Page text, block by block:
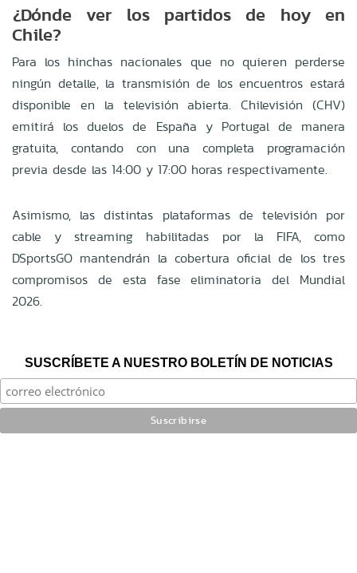
¿Dónde ver los partidos de hoy en
Chile?
Para los hinchas nacionales que no quieren perderse
ningún detalle, la transmisión de los encuentros estará
disponible en la televisión abierta. Chilevisión (CHV)
emitirá los duelos de España y Portugal de manera
gratuita, contando con una completa programación
previa desde las 14:00 y 17:00 horas respectivamente.
Asimismo, las distintas plataformas de televisión por
cable y streaming habilitadas por la FIFA, como
DSportsGO mantendrán la cobertura oficial de los tres
compromisos de esta fase eliminatoria del Mundial
2026.
SUSCRÍBETE A NUESTRO BOLETÍN DE NOTICIAS